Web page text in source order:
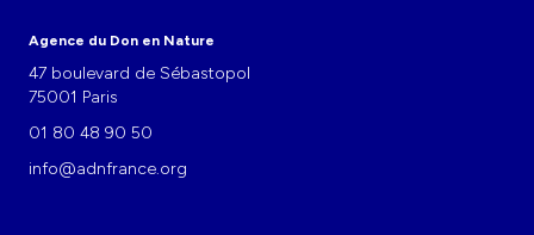
Agence du Don en Nature
47 boulevard de Sébastopol
75001 Paris
01 80 48 90 50
info@adnfrance.org